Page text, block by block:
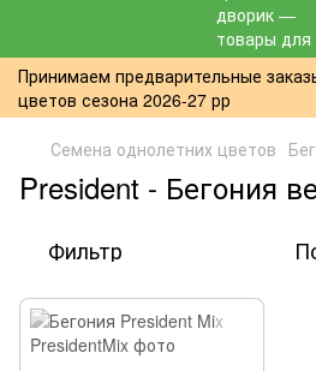
Принимаем предварительные
цветов сезона 2026-27 рр
Семена однолетних цветов
President - Бегония
Фильтр